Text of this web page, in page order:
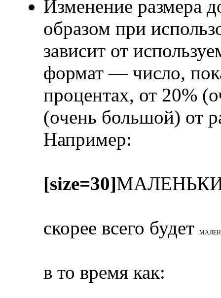
Изменение размера
образом при
зависит от
формат — число,
процентах, от 20%
(очень большой) от
Например:
[size=30]
скорее всего будет
в то время как: